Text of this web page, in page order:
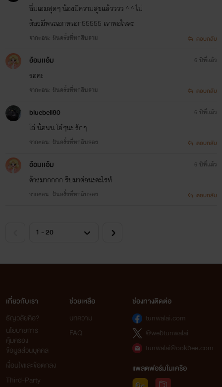
อิ่มเอมสุดๆ น้องมีความสุขแล้วววว ^ ^ ไม่
ต้องมีพระเอกหรอก55555 เราพอใจละ
จากตอน: ฝันครั้งที่หกสิบสาม ตอบกลับ
อ้อมเเอ้ม
รอคะ
จากตอน: ฝันครั้งที่หกสิบสาม
6 ปีที่แล้ว
ตอบกลับ
bluebell80
โถ่ น้อนน โอ๋ๆนะ รักๆ
จากตอน: ฝันครั้งที่หกสิบสอง
6 ปีที่แล้ว
ตอบกลับ
อ้อมเเอ้ม
ค้างมากกกก รีบมาต่อนะคะไรท์
จากตอน: ฝันครั้งที่หกสิบสอง
6 ปีที่แล้ว
ตอบกลับ
เกี่ยวกับเรา
ธัญวลัยคือ?
นโยบายการ
คุ้มครอง
ข้อมูลส่วนบุคคล
เงื่อนไขและข้อตกลง
Third-Party
ช่วยเหลือ
บทความ
FAQ
ช่องทางติดต่อ
tunwalai.com
@webtunwalai
tunwalai@ookbee.com
แพลตฟอร์มในเครือ